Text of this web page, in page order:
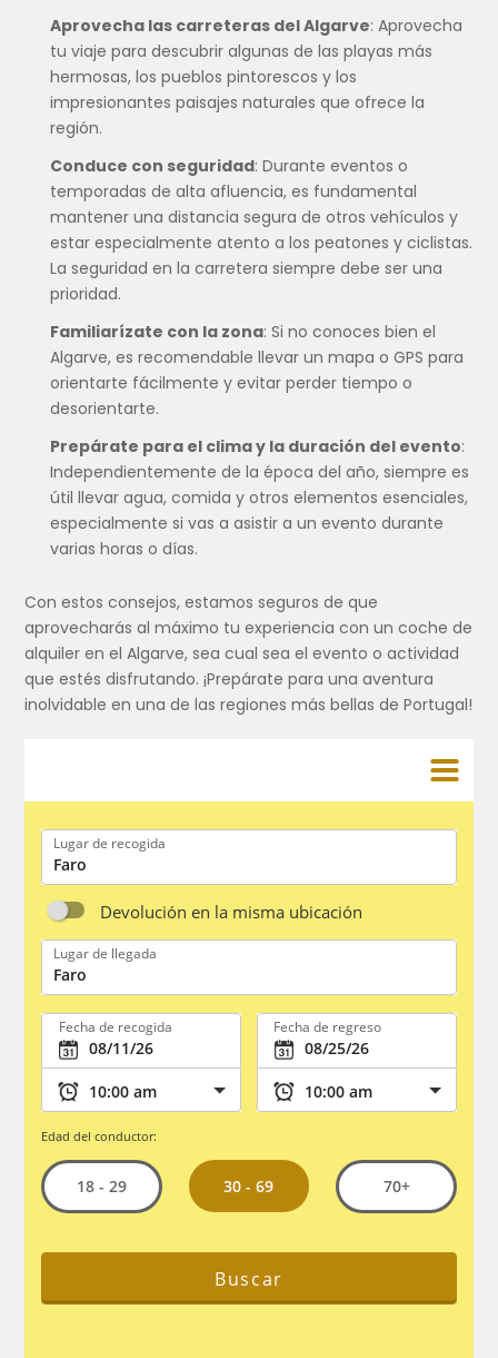
Aprovecha las carreteras del Algarve: Aprovecha
tu viaje para descubrir algunas de las playas más
hermosas, los pueblos pintorescos y los
impresionantes paisajes naturales que ofrece la
región.
Conduce con seguridad: Durante eventos o
temporadas de alta afluencia, es fundamental
mantener una distancia segura de otros vehículos y
estar especialmente atento a los peatones y ciclistas.
La seguridad en la carretera siempre debe ser una
prioridad.
Familiarízate con la zona: Si no conoces bien el
Algarve, es recomendable llevar un mapa o GPS para
orientarte fácilmente y evitar perder tiempo o
desorientarte.
Prepárate para el clima y la duración del evento:
Independientemente de la época del año, siempre es
útil llevar agua, comida y otros elementos esenciales,
especialmente si vas a asistir a un evento durante
varias horas o días.
Con estos consejos, estamos seguros de que
aprovecharás al máximo tu experiencia con un coche de
alquiler en el Algarve, sea cual sea el evento o actividad
que estés disfrutando. ¡Prepárate para una aventura
inolvidable en una de las regiones más bellas de Portugal!
Lugar de recogida
Devolución en la misma ubicación
Lugar de llegada
Fecha de recogida Fecha de regreso
Edad del conductor:
18 - 29 30 - 69 70+
Buscar